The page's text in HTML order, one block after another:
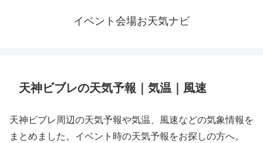
イベント会場お天気ナビ
天神ビブレの天気予報｜気温｜風速
天神ビブレ周辺の天気予報や気温、風速などの気象情報を
まとめました。イベント時の天気予報をお探しの方へ。